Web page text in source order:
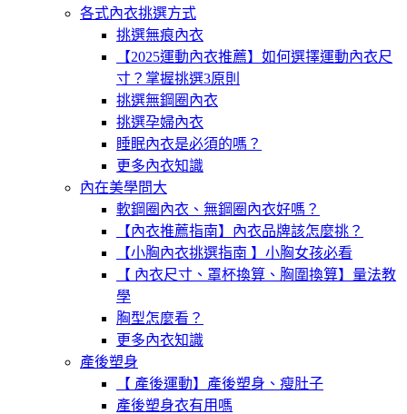
各式內衣挑選方式
挑選無痕內衣
【2025運動內衣推薦】如何選擇運動內衣尺
寸？掌握挑選3原則
挑選無鋼圈內衣
挑選孕婦內衣
睡眠內衣是必須的嗎？
更多內衣知識
內在美學問大
軟鋼圈內衣、無鋼圈內衣好嗎？
【內衣推薦指南】內衣品牌該怎麼挑？
【小胸內衣挑選指南 】小胸女孩必看
【 內衣尺寸、罩杯換算、胸圍換算】量法教
學
胸型怎麼看？
更多內衣知識
產後塑身
【 產後運動】產後塑身、瘦肚子
產後塑身衣有用嗎